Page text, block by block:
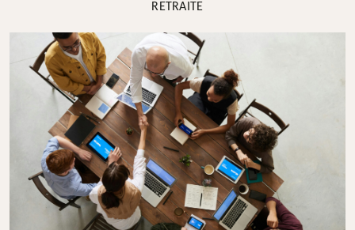
RETRAITE